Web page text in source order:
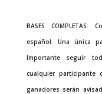
BASES
español. Una única
Importante seguir
cualquier
ganadores serán